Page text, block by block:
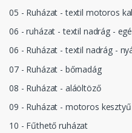
05 - Ruházat - textil motoros
06 - ruházat - textil nadrág -
06 - Ruházat - textil nadrág -
07 - Ruházat - bőrnadág
08 - Ruházat - aláöltöző
09 - Ruházat - motoros kesztyű
10 - Fűthető ruházat